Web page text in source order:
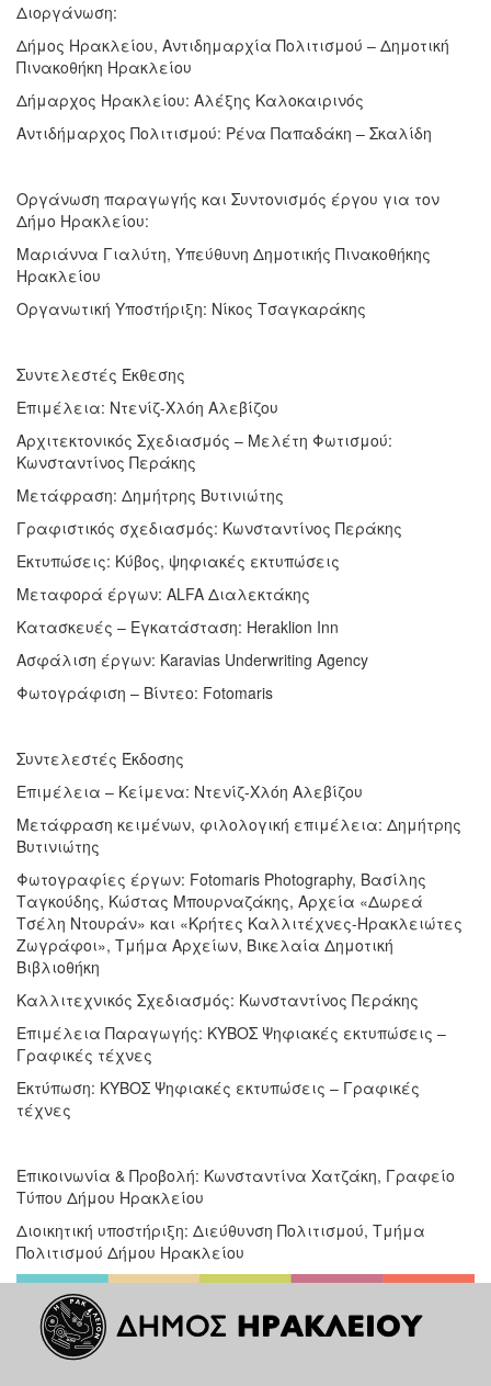
Διοργάνωση:
Δήμος Ηρακλείου, Αντιδημαρχία Πολιτισμού – Δημοτική
Πινακοθήκη Ηρακλείου
Δήμαρχος Ηρακλείου: Αλέξης Καλοκαιρινός
Αντιδήμαρχος Πολιτισμού: Ρένα Παπαδάκη – Σκαλίδη
Οργάνωση παραγωγής και Συντονισμός έργου για τον
Δήμο Ηρακλείου:
Μαριάννα Γιαλύτη, Υπεύθυνη Δημοτικής Πινακοθήκης
Ηρακλείου
Οργανωτική Υποστήριξη: Νίκος Τσαγκαράκης
Συντελεστές Έκθεσης
Επιμέλεια: Ντενίζ-Χλόη Αλεβίζου
Αρχιτεκτονικός Σχεδιασμός – Μελέτη Φωτισμού:
Κωνσταντίνος Περάκης
Μετάφραση: Δημήτρης Βυτινιώτης
Γραφιστικός σχεδιασμός: Κωνσταντίνος Περάκης
Εκτυπώσεις: Κύβος, ψηφιακές εκτυπώσεις
Μεταφορά έργων: ALFA Διαλεκτάκης
Κατασκευές – Εγκατάσταση: Heraklion Inn
Ασφάλιση έργων: Karavias Underwriting Agency
Φωτογράφιση – Βίντεο: Fotomaris
Συντελεστές Έκδοσης
Επιμέλεια – Κείμενα: Ντενίζ-Χλόη Αλεβίζου
Μετάφραση κειμένων, φιλολογική επιμέλεια: Δημήτρης
Βυτινιώτης
Φωτογραφίες έργων: Fotomaris Photography, Βασίλης
Ταγκούδης, Κώστας Μπουρναζάκης, Αρχεία «Δωρεά
Τσέλη Ντουράν» και «Κρήτες Καλλιτέχνες-Ηρακλειώτες
Ζωγράφοι», Τμήμα Αρχείων, Βικελαία Δημοτική
Βιβλιοθήκη
Καλλιτεχνικός Σχεδιασμός: Κωνσταντίνος Περάκης
Επιμέλεια Παραγωγής: ΚΥΒΟΣ Ψηφιακές εκτυπώσεις –
Γραφικές τέχνες
Εκτύπωση: ΚΥΒΟΣ Ψηφιακές εκτυπώσεις – Γραφικές
τέχνες
Επικοινωνία & Προβολή: Κωνσταντίνα Χατζάκη, Γραφείο
Τύπου Δήμου Ηρακλείου
Διοικητική υποστήριξη: Διεύθυνση Πολιτισμού, Τμήμα
Πολιτισμού Δήμου Ηρακλείου